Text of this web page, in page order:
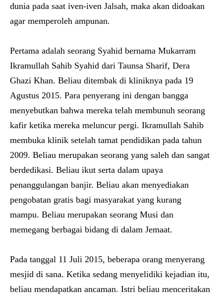
dunia pada saat iven-iven Jalsah, maka akan didoakan
agar memperoleh ampunan.
Pertama adalah seorang Syahid bernama Mukarram
Ikramullah Sahib Syahid dari Taunsa Sharif, Dera
Ghazi Khan. Beliau ditembak di kliniknya pada 19
Agustus 2015. Para penyerang ini dengan bangga
menyebutkan bahwa mereka telah membunuh seorang
kafir ketika mereka meluncur pergi. Ikramullah Sahib
membuka klinik setelah tamat pendidikan pada tahun
2009. Beliau merupakan seorang yang saleh dan sangat
berdedikasi. Beliau ikut serta dalam upaya
penanggulangan banjir. Beliau akan menyediakan
pengobatan gratis bagi masyarakat yang kurang
mampu. Beliau merupakan seorang Musi dan
memegang berbagai bidang di dalam Jemaat.
Pada tanggal 11 Juli 2015, beberapa orang menyerang
mesjid di sana. Ketika sedang menyelidiki kejadian itu,
beliau mendapatkan ancaman. Istri beliau menceritakan